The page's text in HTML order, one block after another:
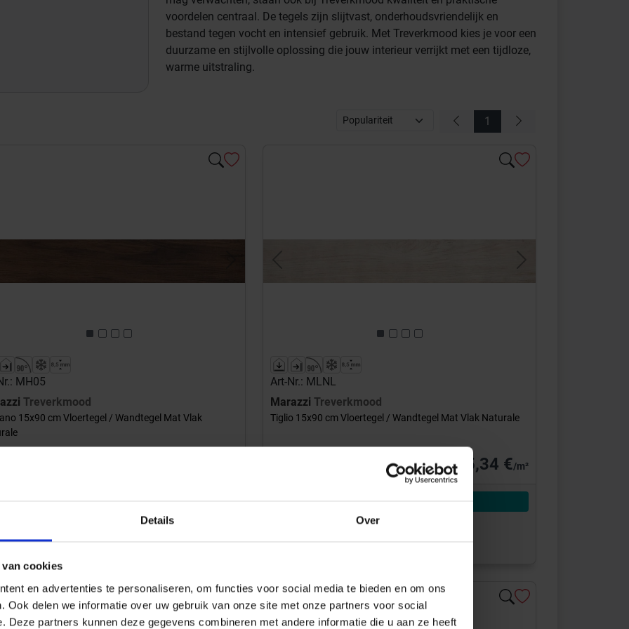
Details Over
cookies
en advertenties te personaliseren, om functies voor social media te bieden en om ons
Ook delen we informatie over uw gebruik van onze site met onze partners voor social
Deze partners kunnen deze gegevens combineren met andere informatie die u aan ze heeft
voordelen centraal. De tegels zijn slijtvast, onderhoudsvriendelijk en
bestand tegen vocht en intensief gebruik. Met Treverkmood kies je voor een
duurzame en stijlvolle oplossing die jouw interieur verrijkt met een tijdloze,
warme uitstraling.
1
MH05
Treverkmood
15x90 cm Vloertegel / Wandtegel Mat Vlak
Aan winkelmand toevoegen
Art-Nr.: MLNL
Marazzi Treverkmood
Tiglio 15x90 cm Vloertegel / Wandtegel Mat Vlak Naturale
45,34 €/m²
Aan winkelmand toevoegen
Inhoud: 1,08 m² = 48,97 €/Pakket